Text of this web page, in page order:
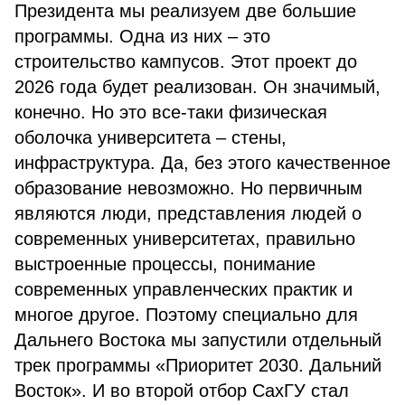
Президента мы реализуем две большие
программы. Одна из них – это
строительство кампусов. Этот проект до
2026 года будет реализован. Он значимый,
конечно. Но это все-таки физическая
оболочка университета – стены,
инфраструктура. Да, без этого качественное
образование невозможно. Но первичным
являются люди, представления людей о
современных университетах, правильно
выстроенные процессы, понимание
современных управленческих практик и
многое другое. Поэтому специально для
Дальнего Востока мы запустили отдельный
трек программы «Приоритет 2030. Дальний
Восток». И во второй отбор СахГУ стал